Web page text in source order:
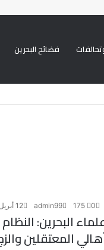
فضائح البحرين
admin99 12 أبريل، 2021 0
البحرين:
المعتقلين